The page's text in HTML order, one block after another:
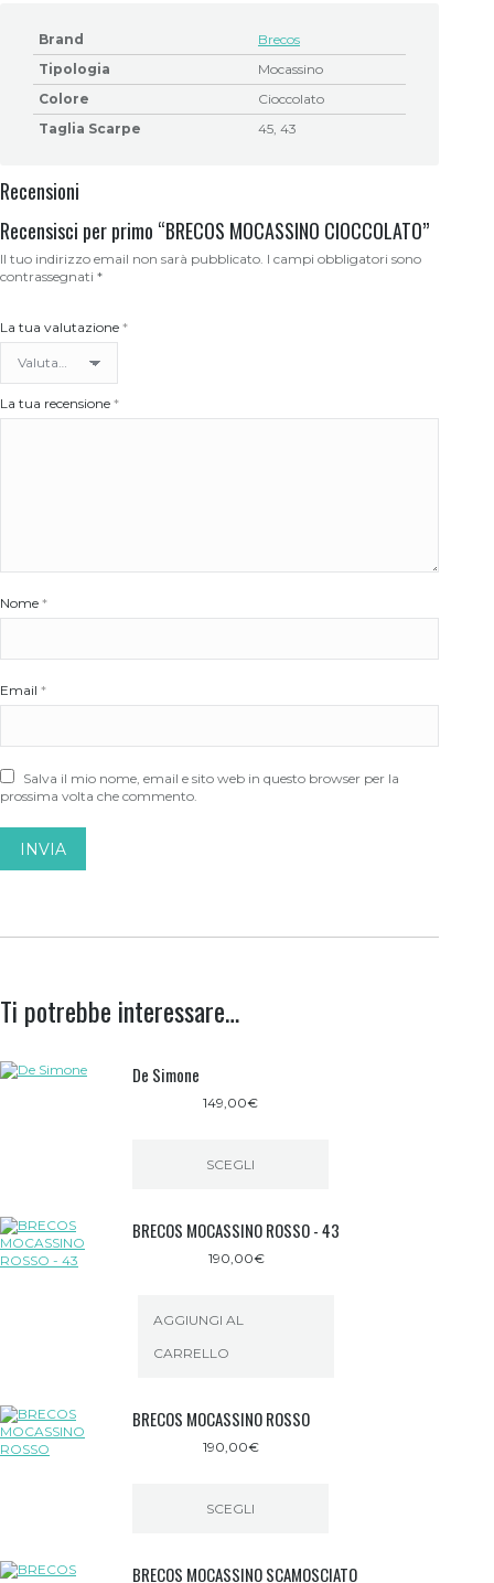
Brand
Brecos
Tipologia
Mocassino
Colore
Cioccolato
Taglia Scarpe
45, 43
Recensioni
Recensisci per primo “BRECOS MOCASSINO CIOCCOLATO”
Il tuo indirizzo email non sarà pubblicato. I campi obbligatori sono
contrassegnati *
La tua valutazione *
La tua recensione *
Nome *
Email *
Salva il mio nome, email e sito web in questo browser per la
prossima volta che commento.
Ti potrebbe interessare…
De Simone
149,00€
SCEGLI
ha
possono
scelte
prodotto
BRECOS MOCASSINO ROSSO - 43
190,00€
AGGIUNGI AL
CARRELLO
BRECOS MOCASSINO ROSSO
190,00€
SCEGLI
ha
BRECOS MOCASSINO SCAMOSCIATO